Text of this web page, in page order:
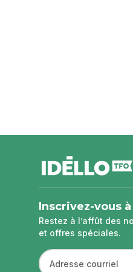
pageInscrivez-vous
Restez à l’affût des
et offres spéciales.